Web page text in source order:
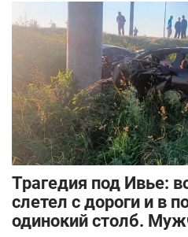
Трагедия под Ивье:
слетел с дороги и в
одинокий столб.